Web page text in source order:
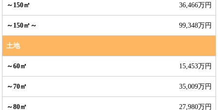
36,466万円
99,348万円
土地
15,453万円
35,009万円
27,980万円